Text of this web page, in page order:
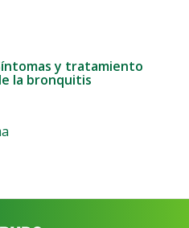
y tratamiento
la bronquitis